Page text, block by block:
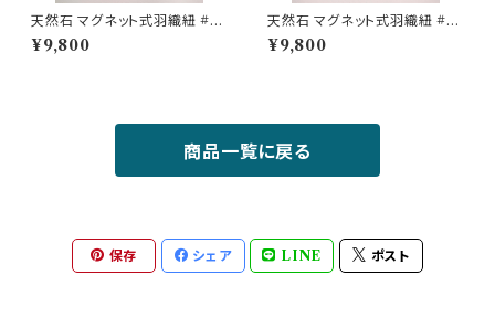
天然石 マグネット式羽織紐 #0
5 / 着物小物 / ネイビー / 水晶
¥9,800
天然石 マグネット式羽織紐 #07
/ 着物小物 / ブルー / 水晶
¥9,800
商品一覧に戻る
保存 シェア LINE ポスト